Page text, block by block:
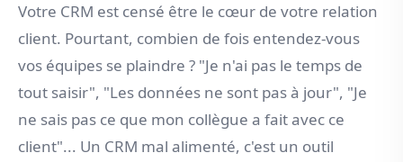
Votre CRM est censé être le cœur de votre relation
client. Pourtant, combien de fois entendez-vous
vos équipes se plaindre ? "Je n'ai pas le temps de
tout saisir", "Les données ne sont pas à jour", "Je
ne sais pas ce que mon collègue a fait avec ce
client"... Un CRM mal alimenté, c'est un outil